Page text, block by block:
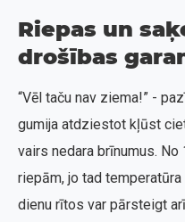
Riepas un
drošības
“Vēl taču nav ziema!” -
gumija atdziestot kļūst
vairs nedara brīnumus.
riepām, jo tad
dienu rītos var pārsteigt